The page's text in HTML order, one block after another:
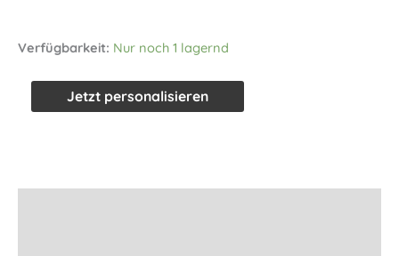
Verfügbarkeit: Nur noch 1 lagernd
Kinderbesteck
"MasterClass"
Jetzt personalisieren